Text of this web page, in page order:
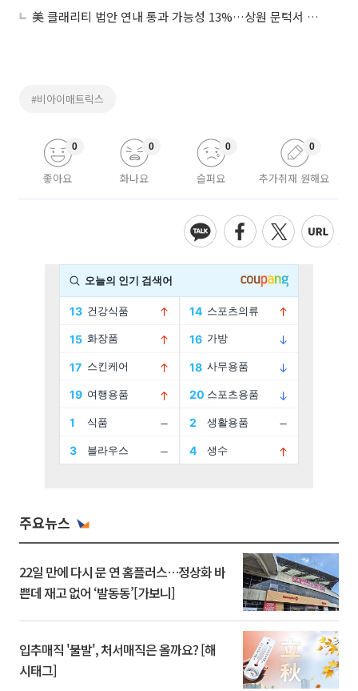
美 클래리티 법안 연내 통과 가능성 13%…상원 문턱서 제동
#비아이매트릭스
좋아요
0
화나요
0
슬퍼요
0
추가취재 원해요
0
주요뉴스
22일 만에 다시 문 연 홈플러스…정상화 바
쁜데 재고 없어 ‘발동동’[가보니]
입추매직 '불발', 처서매직은 올까요? [해
시태그]